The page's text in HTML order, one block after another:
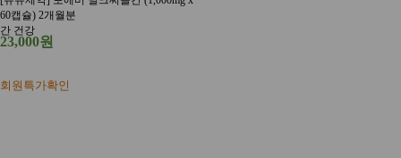
60캡슐) 2개월분
간 건강
23,000원
회원특가확인